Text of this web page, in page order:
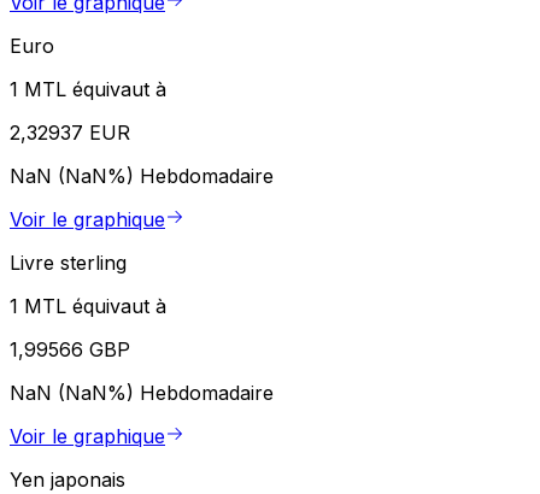
Euro
1 MTL équivaut à
2,32937 EUR
NaN (NaN%) Hebdomadaire
Voir le graphique
Livre sterling
1 MTL équivaut à
1,99566 GBP
NaN (NaN%) Hebdomadaire
Voir le graphique
Yen japonais